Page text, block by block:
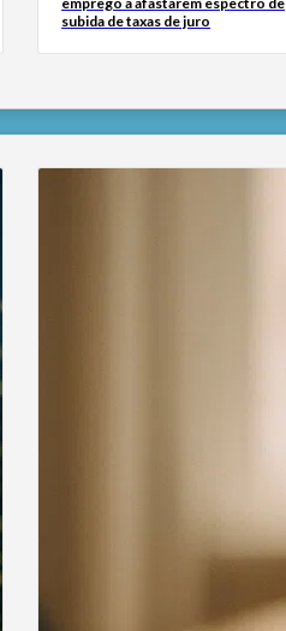
subida de taxas de juro